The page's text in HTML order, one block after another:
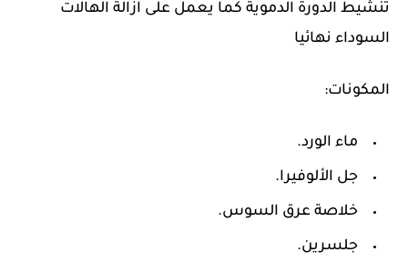
تنشيط الدورة الدموية كما يعمل على ازالة الهالات
السوداء نهائيا
المكونات:
ماء الورد.
جل الألوفيرا.
خلاصة عرق السوس.
جلسرين.